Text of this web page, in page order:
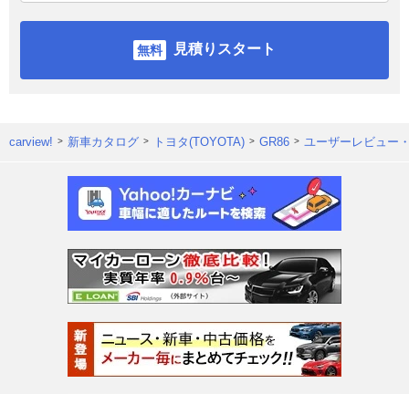
見積りスタート
carview! 新車カタログ トヨタ(TOYOTA) GR86 ユーザーレビュー